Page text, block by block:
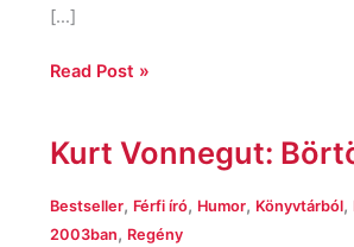
[…]
Read Post »
Kurt Vonnegut:
Bestseller, Férfi író, Humor, Könyvtárból,
2003ban, Regény
Kurt
Börtöntöltelék